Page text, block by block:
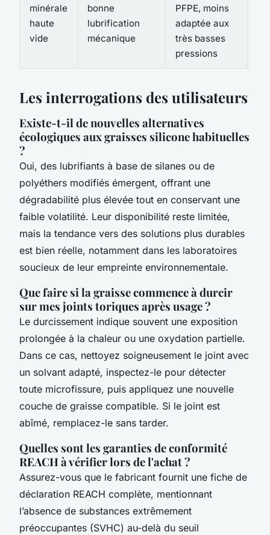
minérale
haute
vide
bonne
lubrification
mécanique
PFPE, moins
adaptée aux
très basses
pressions
Les interrogations des utilisateurs
Existe-t-il de nouvelles alternatives
écologiques aux graisses silicone habituelles
?
Oui, des lubrifiants à base de silanes ou de
polyéthers modifiés émergent, offrant une
dégradabilité plus élevée tout en conservant une
faible volatilité. Leur disponibilité reste limitée,
mais la tendance vers des solutions plus durables
est bien réelle, notamment dans les laboratoires
soucieux de leur empreinte environnementale.
Que faire si la graisse commence à durcir
sur mes joints toriques après usage ?
Le durcissement indique souvent une exposition
prolongée à la chaleur ou une oxydation partielle.
Dans ce cas, nettoyez soigneusement le joint avec
un solvant adapté, inspectez-le pour détecter
toute microfissure, puis appliquez une nouvelle
couche de graisse compatible. Si le joint est
abîmé, remplacez-le sans tarder.
Quelles sont les garanties de conformité
REACH à vérifier lors de l'achat ?
Assurez-vous que le fabricant fournit une fiche de
déclaration REACH complète, mentionnant
l’absence de substances extrêmement
préoccupantes (SVHC) au-delà du seuil